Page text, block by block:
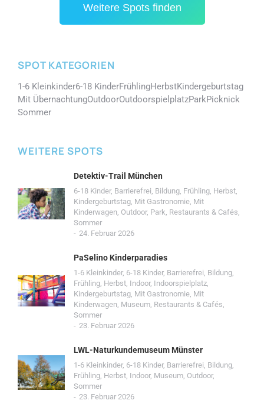
Weitere Spots finden
SPOT KATEGORIEN
1-6 Kleinkinder6-18 KinderFrühlingHerbstKindergeburtstag
Mit ÜbernachtungOutdoorOutdoorspielplatzParkPicknick
Sommer
WEITERE SPOTS
Detektiv-Trail München
6-18 Kinder, Barrierefrei, Bildung, Frühling, Herbst,
Kindergeburtstag, Mit Gastronomie, Mit
Kinderwagen, Outdoor, Park, Restaurants & Cafés,
Sommer
24. Februar 2026
PaSelino Kinderparadies
1-6 Kleinkinder, 6-18 Kinder, Barrierefrei, Bildung,
Frühling, Herbst, Indoor, Indoorspielplatz,
Kindergeburtstag, Mit Gastronomie, Mit
Kinderwagen, Museum, Restaurants & Cafés,
Sommer
23. Februar 2026
LWL-Naturkundemuseum Münster
1-6 Kleinkinder, 6-18 Kinder, Barrierefrei, Bildung,
Frühling, Herbst, Indoor, Museum, Outdoor,
Sommer
23. Februar 2026